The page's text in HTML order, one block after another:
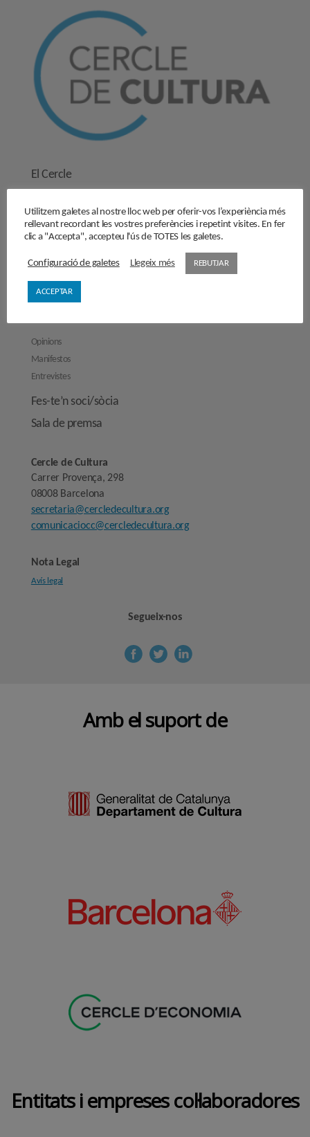
El Cercle
Objectius
Junta directiva
Contacta’ns
Activitats
Opinions
Manifestos
Entrevistes
Fes-te’n soci/sòcia
Sala de premsa
Cercle de Cultura
Carrer Provença, 298
08008 Barcelona
secretaria@cercledecultura.org
comunicaciocc@cercledecultura.org
Nota Legal
Avís legal
Segueix-nos
Amb el suport de
Entitats i empreses col·laboradores
Utilitzem galetes al nostre lloc web per oferir-vos l’experiència més
rellevant recordant les vostres preferències i repetint visites. En fer
clic a "Accepta", accepteu l'ús de TOTES les galetes.
Configuració de galetes Llegeix més REBUTJAR
ACCEPTAR